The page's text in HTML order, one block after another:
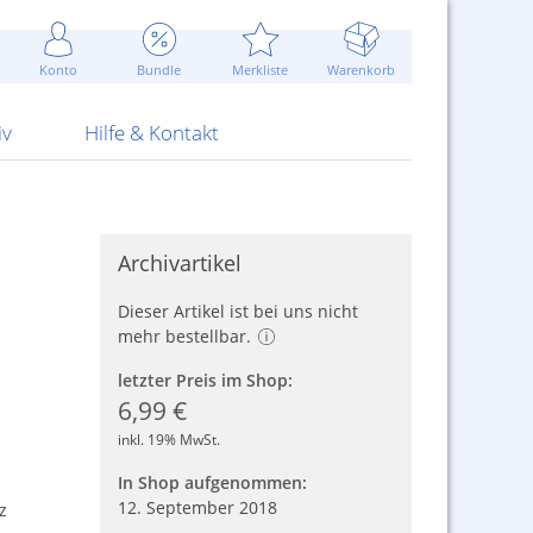
Konto Bundle Merkliste Warenkorb
Attrappen Blitzschnell...
Sommerpreise u.v.m.
ARS Pirotecnia
Hilfe & Kontakt
Kontaktformular
AGB
Archivartikel
Dieser Artikel ist bei uns nicht
mehr bestellbar.
letzter Preis im Shop:
6,99 €
inkl. 19% MwSt.
In Shop aufgenommen:
12. September 2018